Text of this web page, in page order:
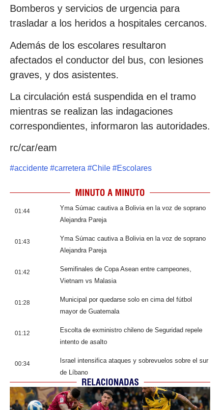
Bomberos y servicios de urgencia para
trasladar a los heridos a hospitales cercanos.
Además de los escolares resultaron
afectados el conductor del bus, con lesiones
graves, y dos asistentes.
La circulación está suspendida en el tramo
mientras se realizan las indagaciones
correspondientes, informaron las autoridades.
rc/car/eam
#accidente #carretera #Chile #Escolares
MINUTO A MINUTO
01:44
Yma Súmac cautiva a Bolivia en la voz de soprano
Alejandra Pareja
01:43
Yma Súmac cautiva a Bolivia en la voz de soprano
Alejandra Pareja
01:42
Semifinales de Copa Asean entre campeones,
Vietnam vs Malasia
01:28
Municipal por quedarse solo en cima del fútbol
mayor de Guatemala
01:12
Escolta de exministro chileno de Seguridad repele
intento de asalto
00:34
Israel intensifica ataques y sobrevuelos sobre el sur
de Líbano
RELACIONADAS